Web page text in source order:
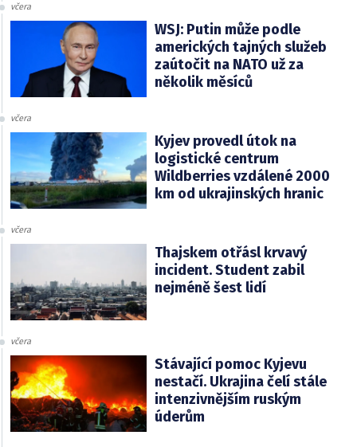
včera
WSJ: Putin může podle
amerických tajných služeb
zaútočit na NATO už za
několik měsíců
včera
Kyjev provedl útok na
logistické centrum
Wildberries vzdálené 2000
km od ukrajinských hranic
včera
Thajskem otřásl krvavý
incident. Student zabil
nejméně šest lidí
včera
Stávající pomoc Kyjevu
nestačí. Ukrajina čelí stále
intenzivnějším ruským
úderům